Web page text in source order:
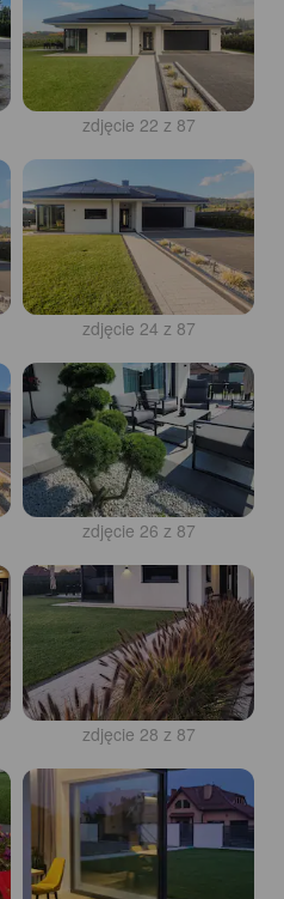
zdjęcie 22 z 87
zdjęcie 24 z 87
zdjęcie 26 z 87
zdjęcie 28 z 87